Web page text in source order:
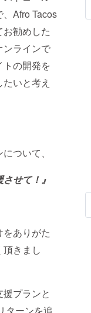
Afro Tacos
勧めした
ンラインで
トの開発を
いと考え
ついて、
させて！』
をありがた
きまし
プランと
ターンを追